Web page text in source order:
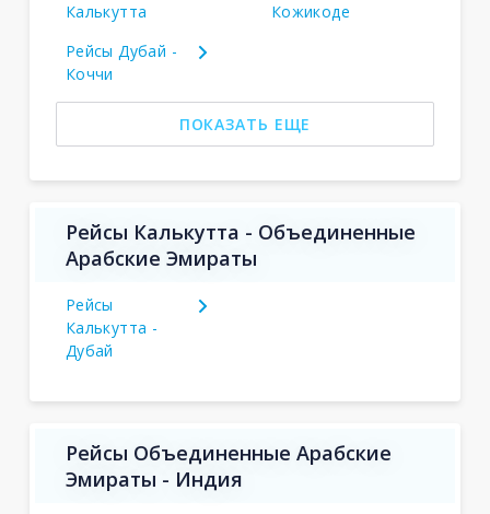
Калькутта
Кожикоде
Рейсы Дубай -
Коччи
ПОКАЗАТЬ ЕЩЕ
Рейсы Калькутта - Объединенные
Арабские Эмираты
Рейсы
Калькутта -
Дубай
Рейсы Объединенные Арабские
Эмираты - Индия